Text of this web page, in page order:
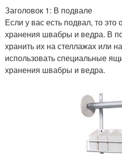
Заголовок 1: В подвале
Если у вас есть подвал, то это
хранения швабры и ведра. В
хранить их на стеллажах или
использовать специальные
хранения швабры и ведра.